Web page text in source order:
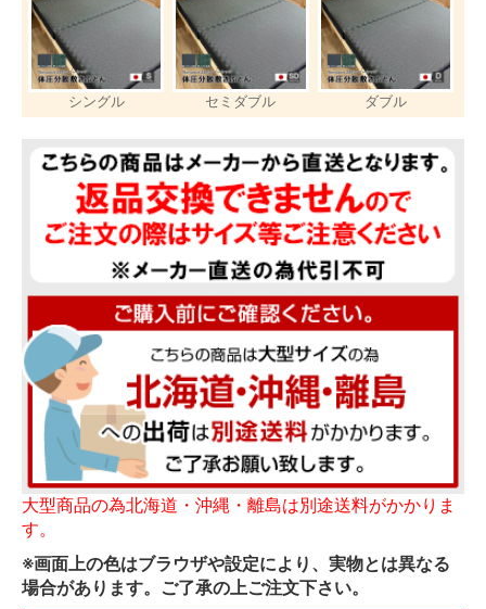
シングル セミダブル ダブル
大型商品の為北海道・沖縄・離島は別途送料がかかりま
す。
※画面上の色はブラウザや設定により、実物とは異なる
場合があります。ご了承の上ご注文下さい。